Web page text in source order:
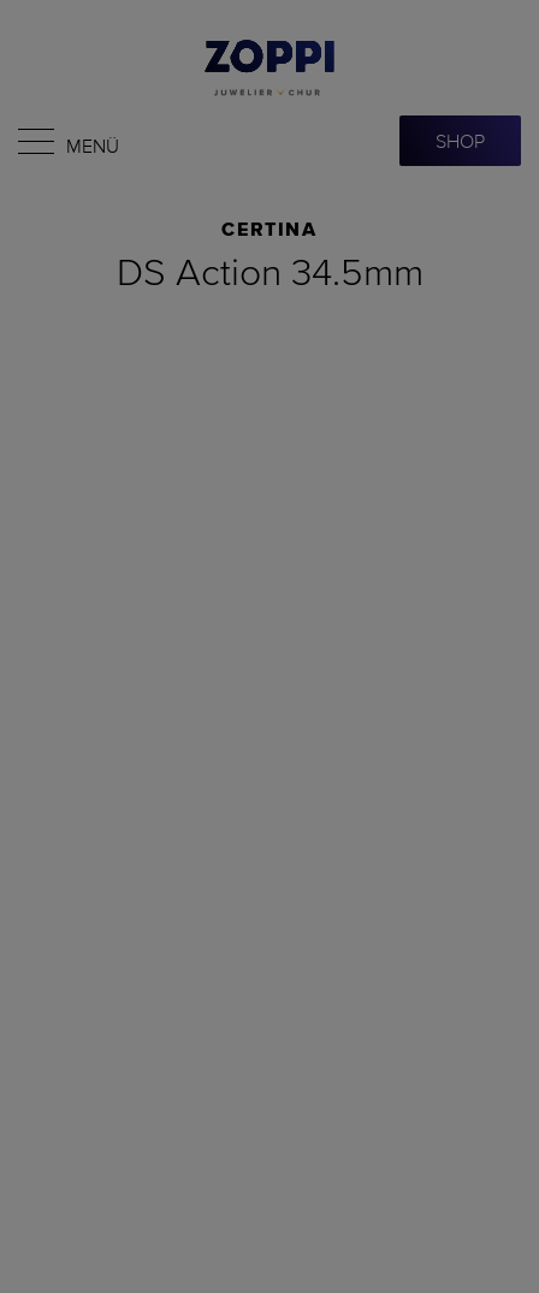
MENÜ SHOP
CERTINA
DS Action 34.5mm